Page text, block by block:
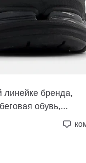
линейке бренда,
обувь,...